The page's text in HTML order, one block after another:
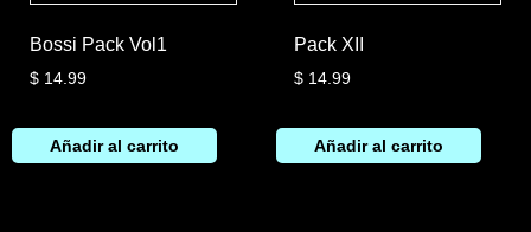
Bossi Pack Vol1
$ 14.99
Añadir al carrito
Pack XII
$14.99
Añadir al carrito